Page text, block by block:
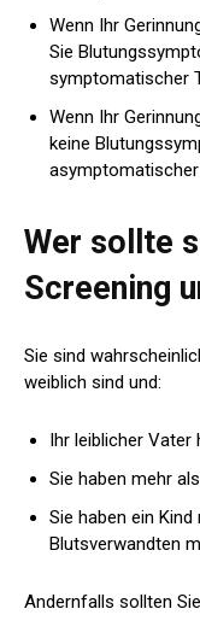
Wenn Ihr
Sie
symptomatischer
Wenn Ihr
keine
asymptomatischer
Wer sollte
Screening
Sie sind
weiblich sind und:
Ihr leiblicher Vater
Sie haben mehr
Sie haben ein
Blutsverwandten
Andernfalls sollten